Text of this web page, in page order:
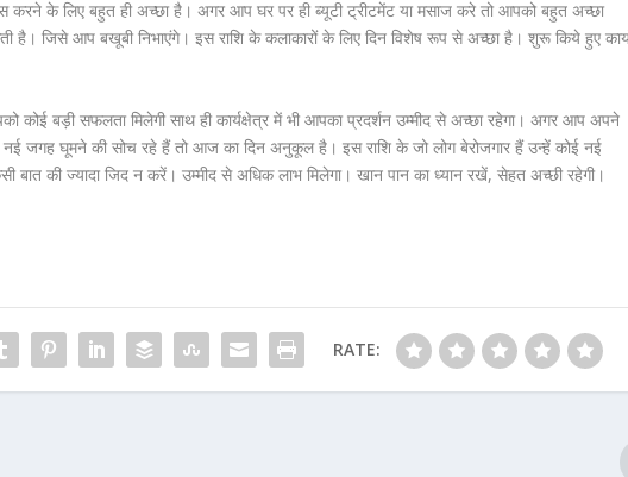
करने के लिए बहुत ही अच्छा है। अगर आप घर पर ही ब्यूटी ट्रीटमेंट या मसाज करे तो आपको बहुत अच्छा
है। जिसे आप बखूबी निभाएंगे। इस राशि के कलाकारों के लिए दिन विशेष रूप से अच्छा है। शुरू किये हुए
कोई बड़ी सफलता मिलेगी साथ ही कार्यक्षेत्र में भी आपका प्रदर्शन उम्मीद से अच्छा रहेगा। अगर आप अपने
जगह घूमने की सोच रहे हैं तो आज का दिन अनुकूल है। इस राशि के जो लोग बेरोजगार हैं उन्हें कोई नई
बात की ज्यादा जिद न करें। उम्मीद से अधिक लाभ मिलेगा। खान पान का ध्यान रखें, सेहत अच्छी रहेगी।
RATE: